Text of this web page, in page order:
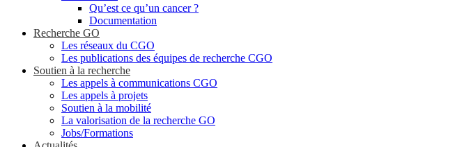
Qu’est ce qu’un cancer ?
Documentation
Recherche GO
Les réseaux du CGO
Les publications des équipes de recherche CGO
Soutien à la recherche
Les appels à communications CGO
Les appels à projets
Soutien à la mobilité
La valorisation de la recherche GO
Jobs/Formations